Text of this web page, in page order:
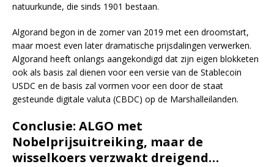
natuurkunde, die sinds 1901 bestaan.
Algorand begon in de zomer van 2019 met een droomstart,
maar moest even later dramatische prijsdalingen verwerken.
Algorand heeft onlangs aangekondigd dat zijn eigen blokketen
ook als basis zal dienen voor een versie van de Stablecoin
USDC en de basis zal vormen voor een door de staat
gesteunde digitale valuta (CBDC) op de Marshalleilanden.
Conclusie: ALGO met
Nobelprijsuitreiking, maar de
wisselkoers verzwakt dreigend…